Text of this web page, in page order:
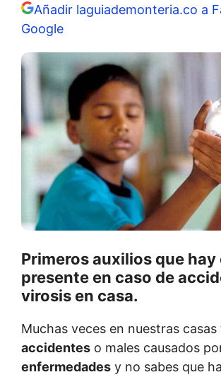
Añadir laguiademonteria.co a
Google
Primeros auxilios que
presente en caso de
virosis en casa.
Muchas veces en nuestras
accidentes o males causados
enfermedades y no sabes que